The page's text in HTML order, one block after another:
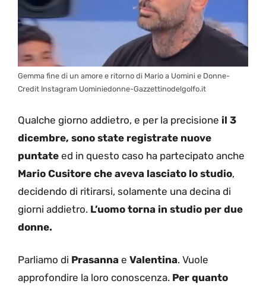
Gemma fine di un amore e ritorno di Mario a Uomini e Donne-
Credit Instagram Uominiedonne-Gazzettinodelgolfo.it
Qualche giorno addietro, e per la precisione il 3
dicembre, sono state registrate nuove
puntate ed in questo caso ha partecipato anche
Mario Cusitore che aveva lasciato lo studio,
decidendo di ritirarsi, solamente una decina di
giorni addietro. L’uomo torna in studio per due
donne.
Parliamo di Prasanna e Valentina. Vuole
approfondire la loro conoscenza. Per quanto